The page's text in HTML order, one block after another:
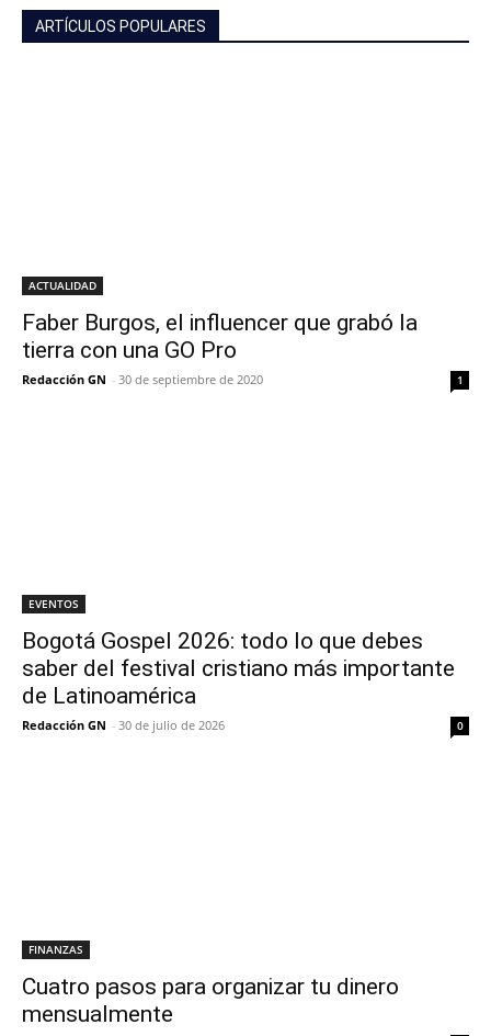
ARTÍCULOS POPULARES
ACTUALIDAD
Faber Burgos, el influencer que grabó la
tierra con una GO Pro
Redacción GN - 30 de septiembre de 2020 1
EVENTOS
Bogotá Gospel 2026: todo lo que debes
saber del festival cristiano más importante
de Latinoamérica
Redacción GN - 30 de julio de 2026 0
FINANZAS
Cuatro pasos para organizar tu dinero
mensualmente